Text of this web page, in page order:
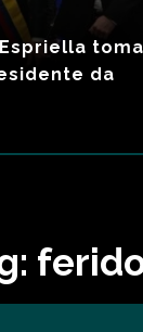
toma
da